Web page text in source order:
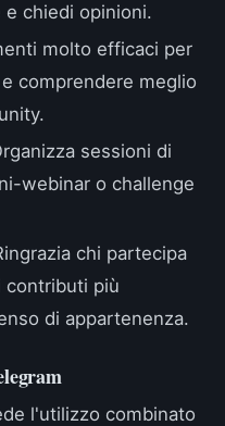
chiedi opinioni.
molto efficaci per
comprendere meglio
sessioni di
webinar o challenge
chi partecipa
contributi più
di appartenenza.
l'utilizzo combinato